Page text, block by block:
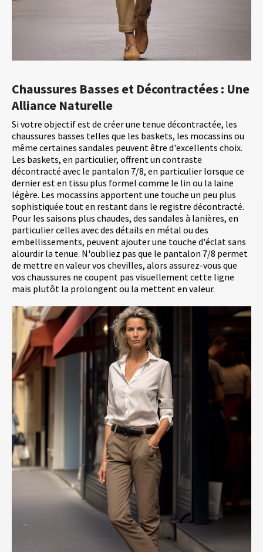
Chaussures Basses et Décontractées : Une
Alliance Naturelle
Si votre objectif est de créer une tenue décontractée, les
chaussures basses telles que les baskets, les mocassins ou
même certaines sandales peuvent être d'excellents choix.
Les baskets, en particulier, offrent un contraste
décontracté avec le pantalon 7/8, en particulier lorsque ce
dernier est en tissu plus formel comme le lin ou la laine
légère. Les mocassins apportent une touche un peu plus
sophistiquée tout en restant dans le registre décontracté.
Pour les saisons plus chaudes, des sandales à lanières, en
particulier celles avec des détails en métal ou des
embellissements, peuvent ajouter une touche d'éclat sans
alourdir la tenue. N'oubliez pas que le pantalon 7/8 permet
de mettre en valeur vos chevilles, alors assurez-vous que
vos chaussures ne coupent pas visuellement cette ligne
mais plutôt la prolongent ou la mettent en valeur.